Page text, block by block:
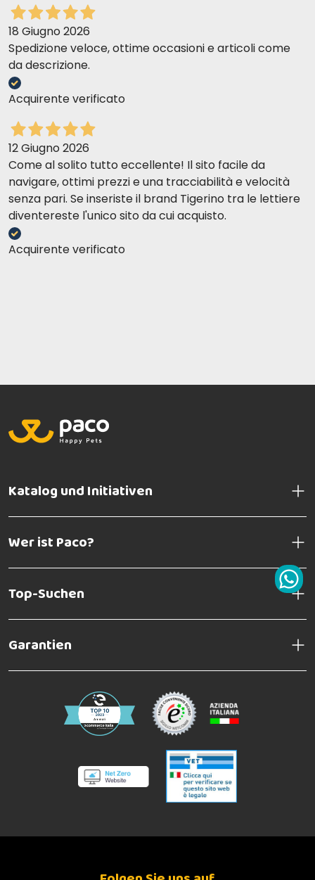
18 Giugno 2026
Spedizione veloce, ottime occasioni e articoli come
da descrizione.
Acquirente verificato
12 Giugno 2026
Come al solito tutto eccellente! Il sito facile da
navigare, ottimi prezzi e una tracciabilità e velocità
senza pari. Se inseriste il brand Tigerino tra le lettiere
diventereste l'unico sito da cui acquisto.
Acquirente verificato
Katalog und Initiativen
Wer ist Paco?
Top-Suchen
Garantien